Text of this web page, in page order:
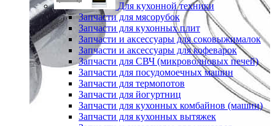
Для кухонной техники
Запчасти для мясорубок
Запчасти для кухонных плит
Запчасти и аксессуары для соковыжималок
Запчасти и аксессуары для кофеварок
Запчасти для СВЧ (микроволновых печей)
Запчасти для посудомоечных машин
Запчасти для термопотов
Запчасти для йогуртниц
Запчасти для кухонных комбайнов (машин)
Запчасти для кухонных вытяжек